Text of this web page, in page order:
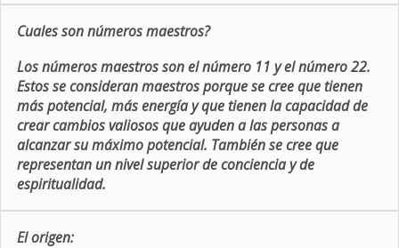
Cuales son números maestros?
Los números maestros son el número 11 y el número 22.
Estos se consideran maestros porque se cree que tienen
más potencial, más energía y que tienen la capacidad de
crear cambios valiosos que ayuden a las personas a
alcanzar su máximo potencial. También se cree que
representan un nivel superior de conciencia y de
espiritualidad.
El origen: